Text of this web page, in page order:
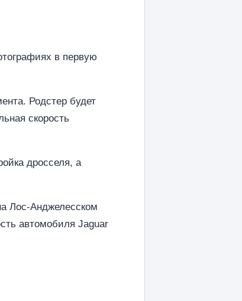
в первую
Родстер будет
скорость
дросселя, а
Лос-Анджелесском
автомобиля Jaguar